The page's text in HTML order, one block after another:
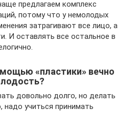
предлагаем комплекс
потому что у немолодых
затрагивают все лицо, а
И оставлять все остальное в
«пластики» вечно
довольно долго, но делать
надо учиться принимать